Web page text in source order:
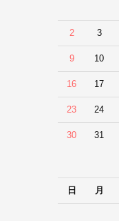
2 3
9 10
16 17
23 24
30 31
日
月